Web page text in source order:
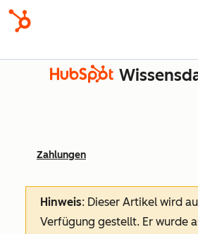
Zahlungen
Hinweis: Dieser Artikel wird
Verfügung gestellt. Er wurde